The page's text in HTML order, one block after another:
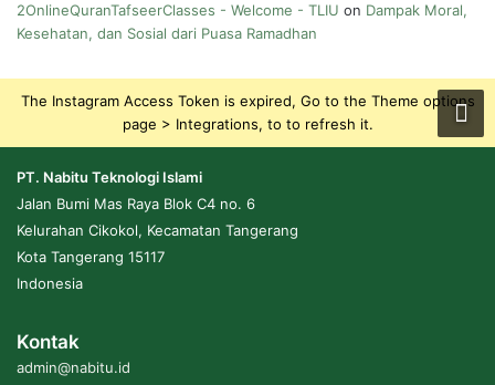
2OnlineQuranTafseerClasses - Welcome - TLIU on Dampak Moral,
Kesehatan, dan Sosial dari Puasa Ramadhan
The Instagram Access Token is expired, Go to the Theme options
page > Integrations, to to refresh it.
PT. Nabitu Teknologi Islami
Jalan Bumi Mas Raya Blok C4 no. 6
Kelurahan Cikokol, Kecamatan Tangerang
Kota Tangerang 15117
Indonesia
Kontak
admin@nabitu.id